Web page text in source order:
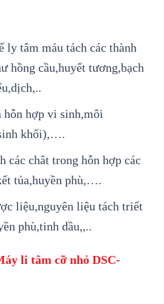
ly tâm máu tách các thành
hồng cầu,huyết tương,bạch
hỗn hợp vi sinh,môi
khối),….
các chât trong hỗn hợp các
tủa,huyền phù,….
liệu,nguyên liệu tách triết
phù,tinh dầu,,..
li tâm cỡ nhỏ DSC-